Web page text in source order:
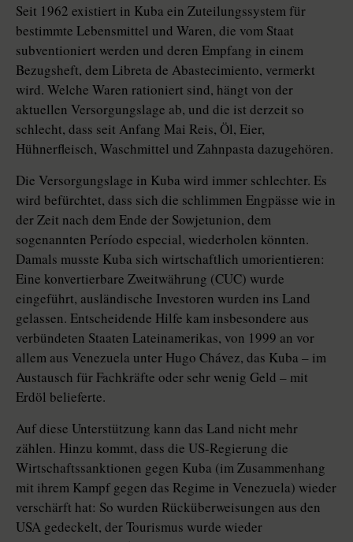
Seit 1962 existiert in Kuba ein Zuteilungssystem für
bestimmte Lebensmittel und Waren, die vom Staat
subventioniert werden und deren Empfang in einem
Bezugsheft, dem Li­bre­ta de Abastecimiento, vermerkt
wird. Welche Waren rationiert sind, hängt von der
aktuellen Versorgungslage ab, und die ist derzeit so
schlecht, dass seit ­Anfang Mai Reis, Öl, Eier,
Hühnerfleisch, Waschmittel und Zahnpasta dazugehören.
Die Versorgungslage in Kuba wird immer schlechter. Es
wird befürchtet, dass sich die schlimmen Engpässe wie in
der Zeit nach dem Ende der Sowjetunion, dem
sogenannten Período especial, wiederholen könnten.
Damals musste Kuba sich wirtschaftlich umorientieren:
Eine konvertierbare Zweitwährung (CUC) wurde
eingeführt, ausländische Investoren wurden ins Land
gelassen. Entscheidende Hilfe kam insbesondere aus
verbündeten Staaten Lateinamerikas, von 1999 an vor
allem aus Venezuela unter Hugo Chávez, das Kuba – im
Austausch für Fachkräfte oder sehr wenig Geld – mit
Erdöl belieferte.
Auf diese Unterstützung kann das Land nicht mehr
zählen. Hinzu kommt, dass die US-Regierung die
Wirtschaftssanktionen gegen Kuba (im Zusammenhang
mit ihrem Kampf gegen das Regime in Venezuela) wieder
verschärft hat: So wurden Rücküberweisungen aus den
USA gedeckelt, der Tourismus wurde wieder